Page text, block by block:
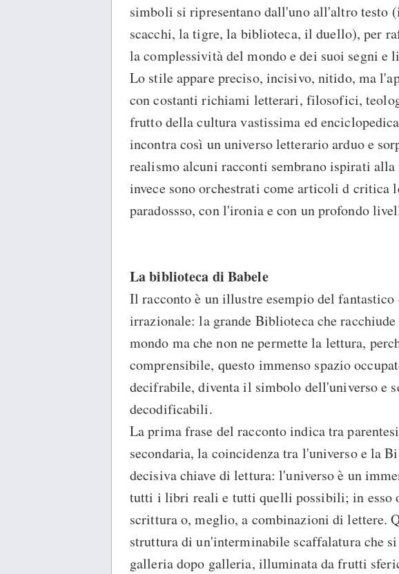
simboli si ripresentano dall'uno all'altro testo
scacchi, la tigre, la biblioteca, il duello), per
la complessività del mondo e dei suoi segni e
Lo stile appare preciso, incisivo, nitido, ma
con costanti richiami letterari, filosofici,
frutto della cultura vastissima ed
incontra così un universo letterario arduo e
realismo alcuni racconti sembrano ispirati
invece sono orchestrati come articoli d critica
paradossso, con l'ironia e con un profondo
La biblioteca di Babele
Il racconto è un illustre esempio del
irrazionale: la grande Biblioteca che
mondo ma che non ne permette la lettura,
comprensibile, questo immenso spazio
decifrabile, diventa il simbolo dell'universo e
decodificabili.
La prima frase del racconto indica tra
secondaria, la coincidenza tra l'universo e la
decisiva chiave di lettura: l'universo è un
tutti i libri reali e tutti quelli possibili; in esso
scrittura o, meglio, a combinazioni di lettere.
struttura di un'interminabile scaffalatura che
galleria dopo galleria, illuminata da frutti